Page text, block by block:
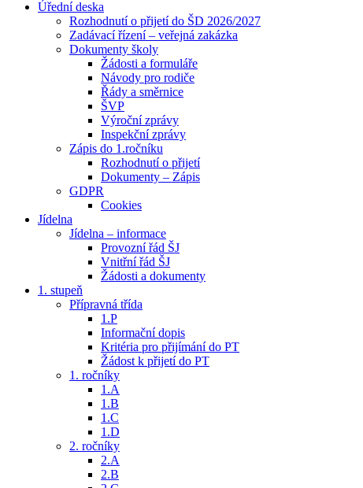
Úřední deska
Rozhodnutí o přijetí do ŠD 2026/2027
Zadávací řízení – veřejná zakázka
Dokumenty školy
Žádosti a formuláře
Návody pro rodiče
Řády a směrnice
ŠVP
Výroční zprávy
Inspekční zprávy
Zápis do 1.ročníku
Rozhodnutí o přijetí
Dokumenty – Zápis
GDPR
Cookies
Jídelna
Jídelna – informace
Provozní řád ŠJ
Vnitřní řád ŠJ
Žádosti a dokumenty
1. stupeň
Přípravná třída
1.P
Informační dopis
Kritéria pro přijímání do PT
Žádost k přijetí do PT
1. ročníky
1.A
1.B
1.C
1.D
2. ročníky
2.A
2.B